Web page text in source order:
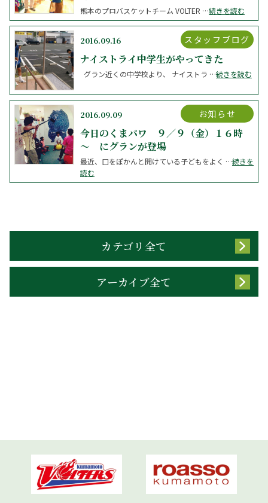
熊本のプロバスケットチーム VOLTER …続きを読む
2016.09.16
ナイストライ中学生がやってきた
グラン近くの中学校より、 ナイストラ …続きを読む
スタッフブログ
2016.09.09
今日のくまパワ ９／９（金）１６時
～ にグランが登場
最近、口をぽかんと開けている子どもをよく …続きを
読む
お知らせ
カテゴリ全て
アーカイブ全て